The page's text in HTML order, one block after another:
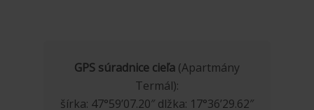
GPS súradnice cieľa(Apartmány
Termál):
šírka: 47°59’07.20″ dlžka: 17°36’29.62″